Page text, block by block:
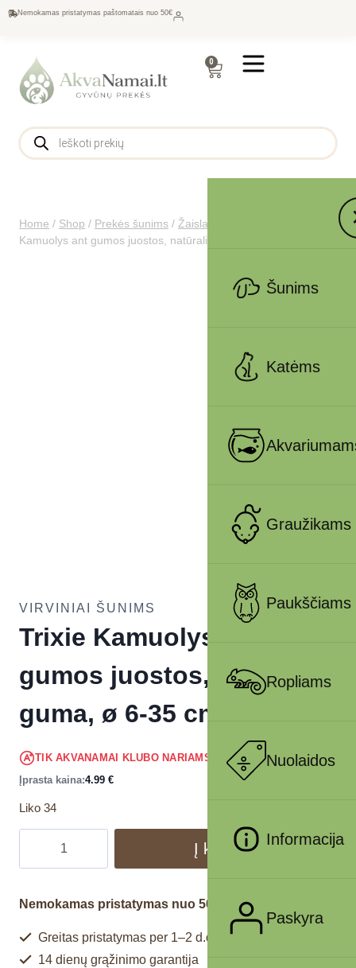
Nemokamas pristatymas paštomatais nuo 50€
0
Šunims
Katėms
Graužikams
Paukščiams
Ropliams
Nuolaidos
Informacija
Paskyra
Home / Shop / Prekės šunims / Žaislai
Kamuolys ant gumos juostos, natūrali guma, ø 6-35 cm
VIRVINIAI ŠUNIMS
Trixie Kamuolys ant
gumos juostos, natūrali
guma, ø 6-35 cm
TIK AKVANAMAI KLUBO NARIAMS 4.74 € !
Įprasta kaina:4.99 €
Liko 34
Į krepšelį
Nemokamas pristatymas nuo 50€
Greitas pristatymas per 1–2 d.d.
14 dienų grąžinimo garantija